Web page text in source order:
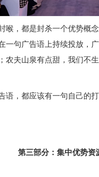
喉 ，都是封杀一个优势概
一句广告语上持续投放，
农夫山泉有点甜，我们不
语，都应该有一句自己的
第三部分：集中优势资